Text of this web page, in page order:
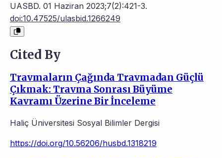
UASBD. 01 Haziran 2023;7(2):421-3.
doi:10.47525/ulasbid.1266249
Cited By
Travmaların Çağında Travmadan Güçlü
Çıkmak: Travma Sonrası Büyüme
Kavramı Üzerine Bir İnceleme
Haliç Üniversitesi Sosyal Bilimler Dergisi
https://doi.org/10.56206/husbd.1318219